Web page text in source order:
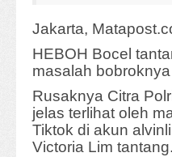
Jakarta,
HEBOH Bocel
masalah
Rusaknya Citra
jelas terlihat oleh
Tiktok di akun
Victoria Lim tantang.